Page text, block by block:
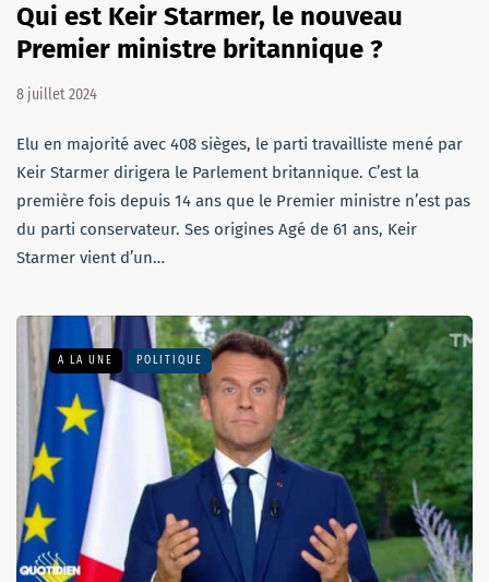
Qui est Keir Starmer, le nouveau
Premier ministre britannique ?
8 juillet 2024
Elu en majorité avec 408 sièges, le parti travailliste mené par
Keir Starmer dirigera le Parlement britannique. C’est la
première fois depuis 14 ans que le Premier ministre n’est pas
du parti conservateur. Ses origines Agé de 61 ans, Keir
Starmer vient d’un…
A LA UNE POLITIQUE